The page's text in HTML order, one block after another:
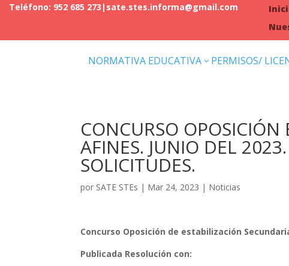
Teléfono: 952 685 273 | sate.stes.informa@gmail.com
NORMATIVA EDUCATIVA 3 PERMISOS/
CONCURSO
AFINES. JUNIO DEL
SOLICITUDES.
por SATE STEs | Mar 24, 2023 | Noticias
Concurso Oposición de estabilización
Publicada Resolución con: